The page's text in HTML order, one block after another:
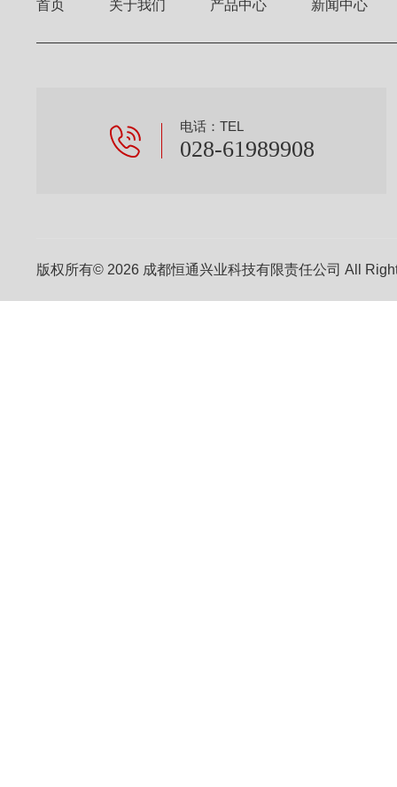
首页 关于我们 产品中心 新闻中心
电话：TEL
028-61989908
版权所有© 2026 成都恒通兴业科技有限责任公司 All